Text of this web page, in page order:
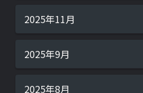
2025年11月
2025年9月
2025年8月